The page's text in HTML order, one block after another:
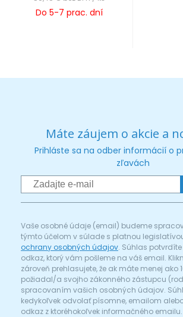
Do 5-7 prac. dní
Máte záujem o akcie a
Prihláste sa na odber informácií o
zľavách
Vaše osobné údaje (email) budeme
týmto účelom v súlade s platnou
ochrany osobných údajov. Súhlas
odkaz, ktorý vám pošleme na váš email.
zároveň prehlasujete, že ak máte menej ako
požiadal/a svojho zákonného zástupcu
spracovaním vašich osobných údajov.
kedykoľvek odvolať písomne, emailom
odkaz z ktoréhokoľvek informačného emailu.